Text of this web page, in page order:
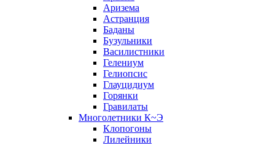
Аризема
Астранция
Баданы
Бузульники
Василистники
Гелениум
Гелиопсис
Глауцидиум
Горянки
Гравилаты
Многолетники К~Э
Клопогоны
Лилейники